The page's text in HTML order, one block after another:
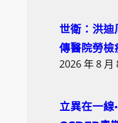
世衛：洪迪
傳醫院勞檢
2026 年 8 月
立異在一線